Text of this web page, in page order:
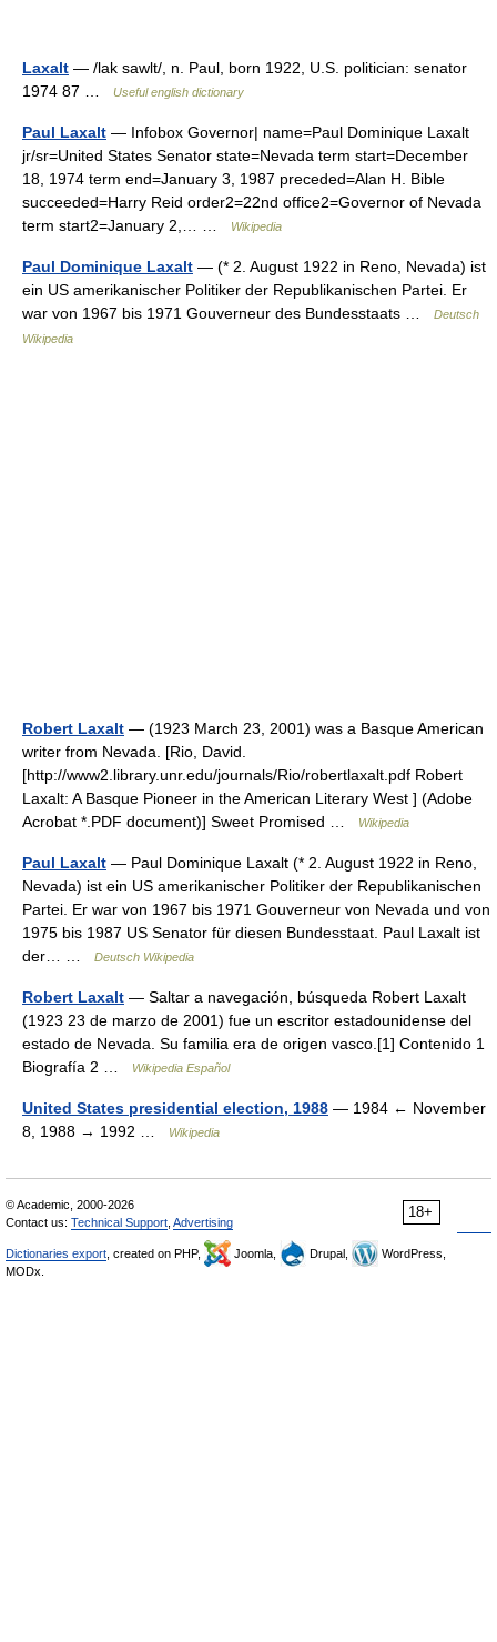
Laxalt — /lak sawlt/, n. Paul, born 1922, U.S. politician: senator
1974 87 …
Useful english dictionary
Paul Laxalt — Infobox Governor| name=Paul Dominique Laxalt
jr/sr=United States Senator state=Nevada term start=December
18, 1974 term end=January 3, 1987 preceded=Alan H. Bible
succeeded=Harry Reid order2=22nd office2=Governor of Nevada
term start2=January 2,… …
Wikipedia
Paul Dominique Laxalt — (* 2. August 1922 in Reno, Nevada) ist
ein US amerikanischer Politiker der Republikanischen Partei. Er
war von 1967 bis 1971 Gouverneur des Bundesstaats …
Deutsch
Wikipedia
Robert Laxalt — (1923 March 23, 2001) was a Basque American
writer from Nevada. [Rio, David.
[http://www2.library.unr.edu/journals/Rio/robertlaxalt.pdf Robert
Laxalt: A Basque Pioneer in the American Literary West ] (Adobe
Acrobat *.PDF document)] Sweet Promised …
Wikipedia
Paul Laxalt — Paul Dominique Laxalt (* 2. August 1922 in Reno,
Nevada) ist ein US amerikanischer Politiker der Republikanischen
Partei. Er war von 1967 bis 1971 Gouverneur von Nevada und von
1975 bis 1987 US Senator für diesen Bundesstaat. Paul Laxalt ist
der… …
Deutsch Wikipedia
Robert Laxalt — Saltar a navegación, búsqueda Robert Laxalt
(1923 23 de marzo de 2001) fue un escritor estadounidense del
estado de Nevada. Su familia era de origen vasco.[1] Contenido 1
Biografía 2 …
Wikipedia Español
United States presidential election, 1988 — 1984 ← November
8, 1988 → 1992 …
Wikipedia
18+
© Academic, 2000-2026
Contact us: Technical Support Advertising
Dictionaries export , created on PHP, Joomla, Drupal,
WordPress,
MODx.